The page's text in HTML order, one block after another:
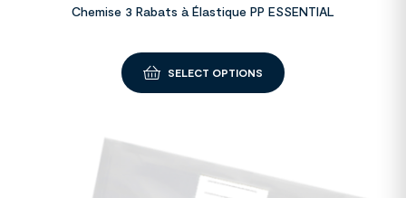
Chemise 3 Rabats à Élastique PP ESSENTIAL
SELECT OPTIONS